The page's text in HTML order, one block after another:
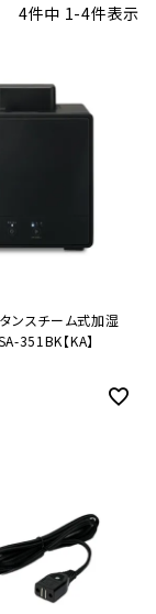
4件中 1-4件表示
ンスチーム式加湿
351BK【KA】